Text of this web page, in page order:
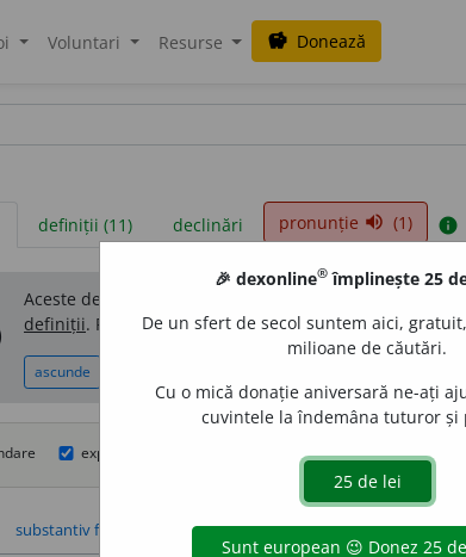
Voluntari Resurse savings Donează
definiții (11) declinări pronunție volume_up (1) info
Aceste definiții sunt compilate de echipa dexonline.
definiții. Puteți reordona filele pe pagina depreferințe.
ascunde
expresii surse
substantiv feminin
🎉 dexonline® împlinește 25
De un sfert de secol suntem aici,
milioane de căutări.
Cu o mică donație aniversară ne-ați
cuvintele la îndemâna tuturor și